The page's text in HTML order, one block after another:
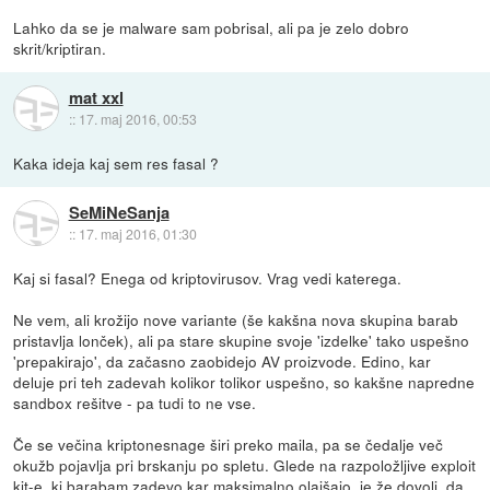
Lahko da se je malware sam pobrisal, ali pa je zelo dobro
skrit/kriptiran.
mat xxl
:: 17. maj 2016, 00:53
Kaka ideja kaj sem res fasal ?
SeMiNeSanja
:: 17. maj 2016, 01:30
Kaj si fasal? Enega od kriptovirusov. Vrag vedi katerega.
Ne vem, ali krožijo nove variante (še kakšna nova skupina barab
pristavlja lonček), ali pa stare skupine svoje 'izdelke' tako uspešno
'prepakirajo', da začasno zaobidejo AV proizvode. Edino, kar
deluje pri teh zadevah kolikor tolikor uspešno, so kakšne napredne
sandbox rešitve - pa tudi to ne vse.
Če se večina kriptonesnage širi preko maila, pa se čedalje več
okužb pojavlja pri brskanju po spletu. Glede na razpoložljive exploit
kit-e, ki barabam zadevo kar maksimalno olajšajo, je že dovolj, da